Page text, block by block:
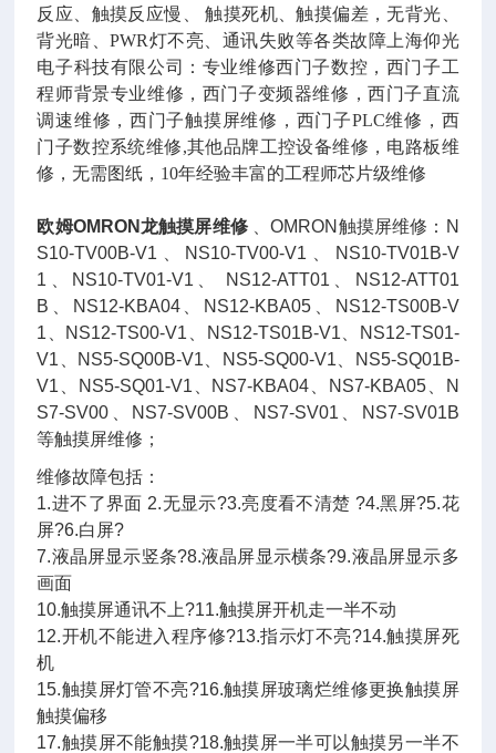
反应、触摸反应慢、 触摸死机、触摸偏差，无背光、
背光暗、PWR灯不亮、通讯失败等各类故障上海仰光
电子科技有限公司：专业维修西门子数控，西门子工
程师背景专业维修，西门子变频器维修，西门子直流
调速维修，西门子触摸屏维修，西门子PLC维修，西
门子数控系统维修,其他品牌工控设备维修，电路板维
修，无需图纸，10年经验丰富的工程师芯片级维修
欧姆OMRON龙触摸屏维修 、OMRON触摸屏维修：N
S10-TV00B-V1、NS10-TV00-V1、NS10-TV01B-V
1、NS10-TV01-V1、 NS12-ATT01、NS12-ATT01
B、NS12-KBA04、NS12-KBA05、NS12-TS00B-V
1、NS12-TS00-V1、NS12-TS01B-V1、NS12-TS01-
V1、NS5-SQ00B-V1、NS5-SQ00-V1、NS5-SQ01B-
V1、NS5-SQ01-V1、NS7-KBA04、NS7-KBA05、N
S7-SV00、NS7-SV00B、NS7-SV01、NS7-SV01B
等触摸屏维修；
维修故障包括：
1.进不了界面 2.无显示?3.亮度看不清楚 ?4.黑屏?5.花
屏?6.白屏?
7.液晶屏显示竖条?8.液晶屏显示横条?9.液晶屏显示多
画面
10.触摸屏通讯不上?11.触摸屏开机走一半不动
12.开机不能进入程序修?13.指示灯不亮?14.触摸屏死
机
15.触摸屏灯管不亮?16.触摸屏玻璃烂维修更换触摸屏
触摸偏移
17.触摸屏不能触摸?18.触摸屏一半可以触摸另一半不